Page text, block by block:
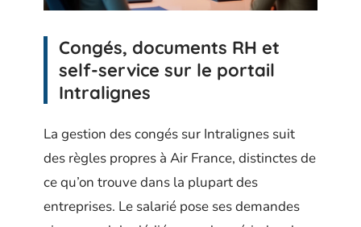
Congés, documents RH et
self-service sur le portail
Intralignes
La gestion des congés sur Intralignes suit
des règles propres à Air France, distinctes de
ce qu’on trouve dans la plupart des
entreprises. Le salarié pose ses demandes